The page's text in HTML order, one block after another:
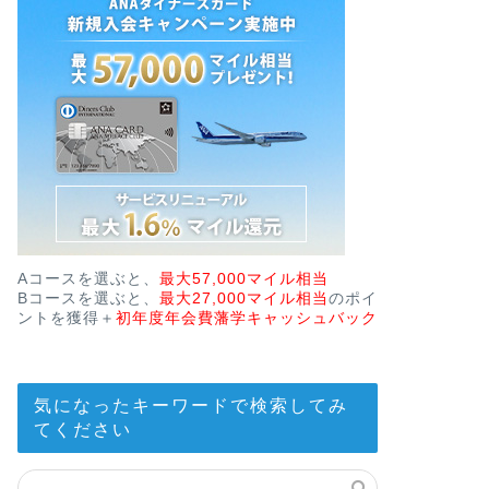
Aコースを選ぶと、 最大57,000マイル相当
Bコースを選ぶと、 最大27,000マイル相当 のポイ
ントを獲得＋ 初年度年会費藩学キャッシュバック
気になったキーワードで検索してみ
てください